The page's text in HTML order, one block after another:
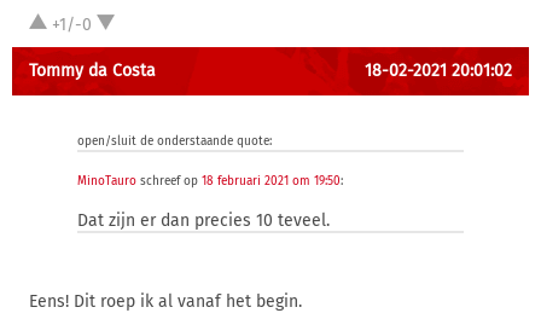
+1/-0
Tommy da Costa 18-02-2021 20:01:02
open/sluit de onderstaande quote:
MinoTauro schreef op 18 februari 2021 om 19:50:
Dat zijn er dan precies 10 teveel.
Eens! Dit roep ik al vanaf het begin.